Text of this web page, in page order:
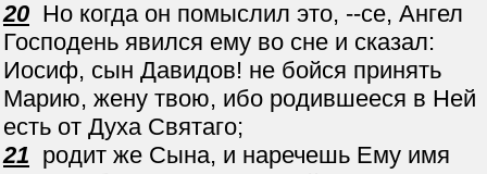
20 Но когда он помыслил это, --се, Ангел
Господень явился ему во сне и сказал:
Иосиф, сын Давидов! не бойся принять
Марию, жену твою, ибо родившееся в Ней
есть от Духа Святаго;
21 родит же Сына, и наречешь Ему имя